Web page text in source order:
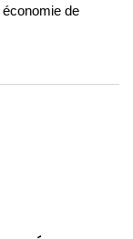
de